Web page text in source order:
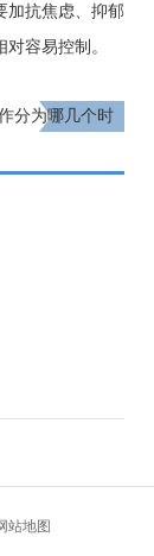
加抗焦虑、抑郁
容易控制。
分为哪几个时
站地图